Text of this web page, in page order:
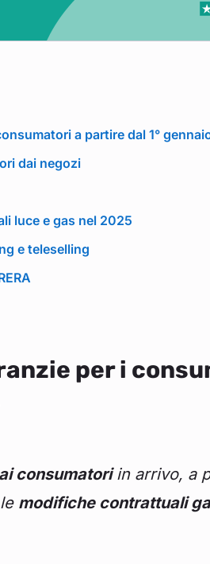
a partire dal 1°
dai negozi
luce e gas nel 2025
e teleselling
per i
consumatoriin arrivo, a
modifiche contrattuali